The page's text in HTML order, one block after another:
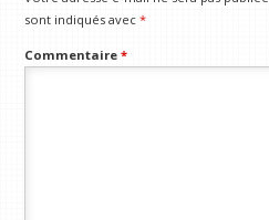
sont indiqués avec*
Commentaire*